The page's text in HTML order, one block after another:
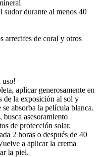
sudor durante al menos 40
arrecifes de coral y otros
uso!
aplicar generosamente en
de la exposición al sol y
absorba la película blanca.
busca asesoramiento
de protección solar.
2 horas o después de 40
a aplicar la crema
la piel.